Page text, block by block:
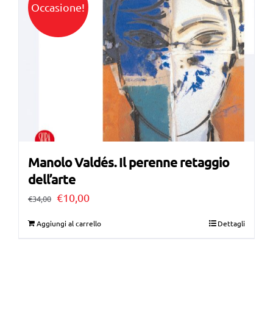
Occasione!
Manolo Valdés. Il perenne retaggio
dell’arte
€34,00 Il
€10,00Il
Aggiungi al carrello Dettagli